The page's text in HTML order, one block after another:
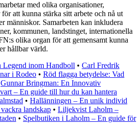
med olika organisationer,
att kunna stärka sitt arbete och nå ut
människor. Samarbeten kan inkludera
kommunen, landstinget, internationella
olika organ för att gemensamt kunna
hållbar värld.
Legend inom Handboll • Carl Fredrik
i Rodeo • Röd flagga betydelse: Vad
Gunnar Bringman: En Innovativ
– En guide till hur du kan hantera
• Hallänningen – En unik individ
landskap • Liljekvist Laholm –
• Spelbutiken i Laholm – En guide för